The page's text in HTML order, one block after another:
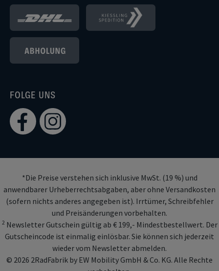
FOLGE UNS
*Die Preise verstehen sich inklusive MwSt. (19 %) und
anwendbarer Urheberrechtsabgaben, aber ohne Versandkosten
(sofern nichts anderes angegeben ist). Irrtümer, Schreibfehler
und Preisänderungen vorbehalten.
2Newsletter Gutschein gültig ab € 199,- Mindestbestellwert. Der
Gutscheincode ist einmalig einlösbar. Sie können sich jederzeit
wieder vom Newsletter abmelden.
© 2026 2RadFabrik by EW Mobility GmbH & Co. KG. Alle Rechte